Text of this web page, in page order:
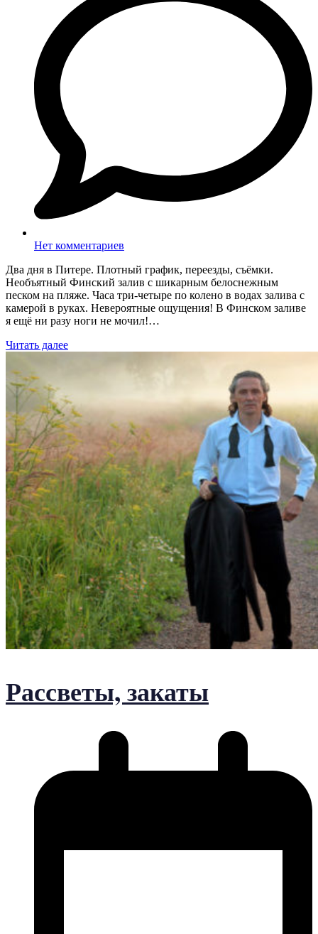
Нет комментариев
Два дня в Питере. Плотный график, переезды, съёмки.
Необъятный Финский залив с шикарным белоснежным
песком на пляже. Часа три-четыре по колено в водах залива с
камерой в руках. Невероятные ощущения! В Финском заливе
я ещё ни разу ноги не мочил!…
Читать далее
Рассветы, закаты